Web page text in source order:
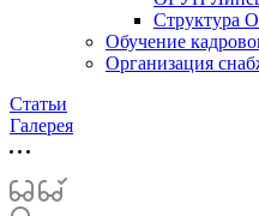
Структура
Обучение
Организация
Статьи
Галерея